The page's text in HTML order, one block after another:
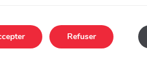
prévu actuellement. Vous
Refuser